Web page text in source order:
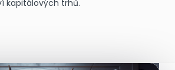
kapitálových trhů.